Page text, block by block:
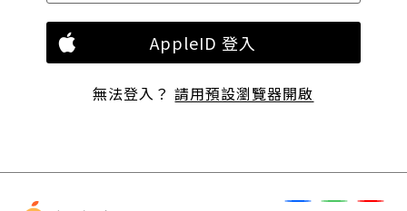
AppleID 登入
無法登入？請用預設瀏覽器開啟